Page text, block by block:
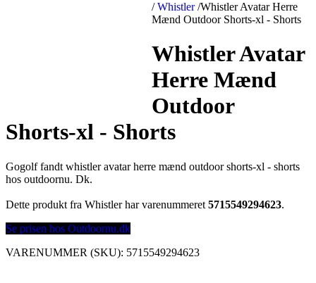
/ Whistler /Whistler Avatar Herre
Mænd Outdoor Shorts-xl - Shorts
Whistler Avatar
Herre Mænd
Outdoor
Shorts-xl - Shorts
Gogolf fandt whistler avatar herre mænd outdoor shorts-xl - shorts
hos outdoornu. Dk.
Dette produkt fra Whistler har varenummeret 5715549294623.
Se prisen hos Outdoornu.dk
VARENUMMER (SKU): 5715549294623